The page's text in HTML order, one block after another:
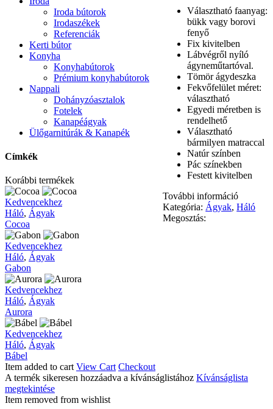
Választható faanyag:
bükk vagy borovi
fenyő
Fix kivitelben
Lábvégről nyíló
ágyneműtartóval.
Tömör ágydeszka
Fekvőfelület méret:
választható
Egyedi méretben is
rendelhető
Választható
bármilyen matraccal
Natúr színben
Pác színekben
Festett kivitelben
További információ
Kategória: Ágyak,Háló
Megosztás:
Iroda bútorok
Irodaszékek
Referenciák
Kerti bútor
Konyha
Konyhabútorok
Prémium konyhabútorok
Nappali
Dohányzóasztalok
Fotelek
Kanapéágyak
Ülőgarnitúrák & Kanapék
Címkék
Korábbi termékek
Cocoa
Kedvencekhez
Háló, Ágyak
Cocoa
Gabon
Kedvencekhez
Háló, Ágyak
Gabon
Aurora
Kedvencekhez
Háló, Ágyak
Aurora
Bábel
Kedvencekhez
Háló, Ágyak
Bábel
Item added to cart View Cart Checkout
A termék sikeresen hozzáadva a kívánságlistához Kívánságlista
megtekintése
Item removed from wishlist